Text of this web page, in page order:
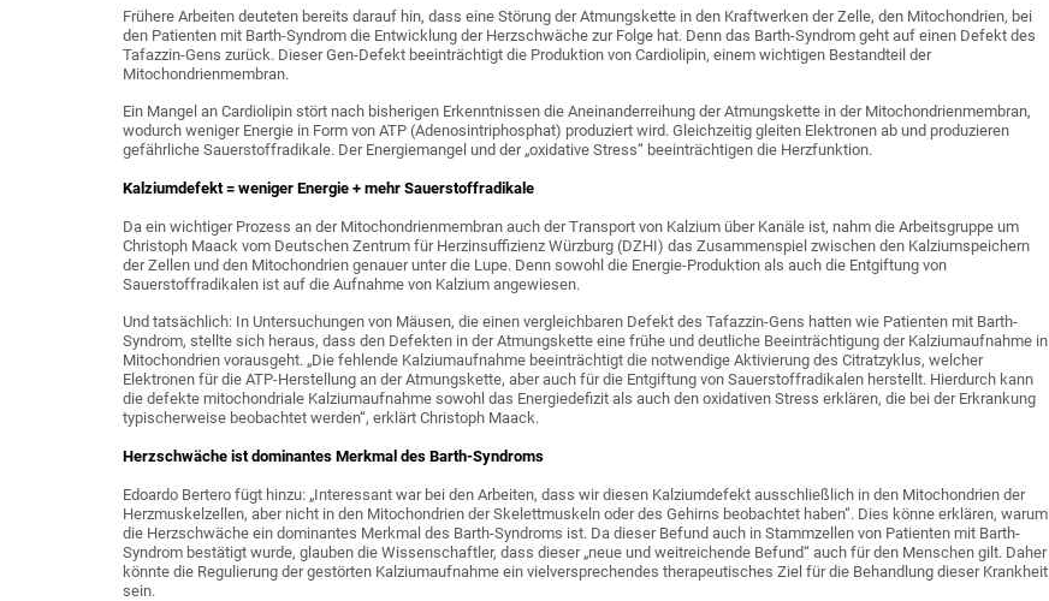
Frühere Arbeiten deuteten bereits darauf hin, dass eine Störung der Atmungskette in den Kraftwerken der Zelle, den Mitochondrien, bei
den Patienten mit Barth-Syndrom die Entwicklung der Herzschwäche zur Folge hat. Denn das Barth-Syndrom geht auf einen Defekt des
Tafazzin-Gens zurück. Dieser Gen-Defekt beeinträchtigt die Produktion von Cardiolipin, einem wichtigen Bestandteil der
Mitochondrienmembran.
Ein Mangel an Cardiolipin stört nach bisherigen Erkenntnissen die Aneinanderreihung der Atmungskette in der Mitochondrienmembran,
wodurch weniger Energie in Form von ATP (Adenosintriphosphat) produziert wird. Gleichzeitig gleiten Elektronen ab und produzieren
gefährliche Sauerstoffradikale. Der Energiemangel und der „oxidative Stress“ beeinträchtigen die Herzfunktion.
Kalziumdefekt = weniger Energie + mehr Sauerstoffradikale
Da ein wichtiger Prozess an der Mitochondrienmembran auch der Transport von Kalzium über Kanäle ist, nahm die Arbeitsgruppe um
Christoph Maack vom Deutschen Zentrum für Herzinsuffizienz Würzburg (DZHI) das Zusammenspiel zwischen den Kalziumspeichern
der Zellen und den Mitochondrien genauer unter die Lupe. Denn sowohl die Energie-Produktion als auch die Entgiftung von
Sauerstoffradikalen ist auf die Aufnahme von Kalzium angewiesen.
Und tatsächlich: In Untersuchungen von Mäusen, die einen vergleichbaren Defekt des Tafazzin-Gens hatten wie Patienten mit Barth-
Syndrom, stellte sich heraus, dass den Defekten in der Atmungskette eine frühe und deutliche Beeinträchtigung der Kalziumaufnahme in
Mitochondrien vorausgeht. „Die fehlende Kalziumaufnahme beeinträchtigt die notwendige Aktivierung des Citratzyklus, welcher
Elektronen für die ATP-Herstellung an der Atmungskette, aber auch für die Entgiftung von Sauerstoffradikalen herstellt. Hierdurch kann
die defekte mitochondriale Kalziumaufnahme sowohl das Energiedefizit als auch den oxidativen Stress erklären, die bei der Erkrankung
typischerweise beobachtet werden“, erklärt Christoph Maack.
Herzschwäche ist dominantes Merkmal des Barth-Syndroms
Edoardo Bertero fügt hinzu: „Interessant war bei den Arbeiten, dass wir diesen Kalziumdefekt ausschließlich in den Mitochondrien der
Herzmuskelzellen, aber nicht in den Mitochondrien der Skelettmuskeln oder des Gehirns beobachtet haben“. Dies könne erklären, warum
die Herzschwäche ein dominantes Merkmal des Barth-Syndroms ist. Da dieser Befund auch in Stammzellen von Patienten mit Barth-
Syndrom bestätigt wurde, glauben die Wissenschaftler, dass dieser „neue und weitreichende Befund“ auch für den Menschen gilt. Daher
könnte die Regulierung der gestörten Kalziumaufnahme ein vielversprechendes therapeutisches Ziel für die Behandlung dieser Krankheit
sein.